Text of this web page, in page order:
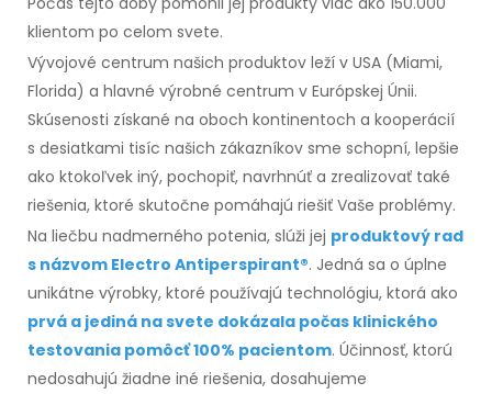
klientom po celom svete.
Vývojové centrum našich produktov leží v USA (Miami,
Florida) a hlavné výrobné centrum v Európskej Únii.
Skúsenosti získané na oboch kontinentoch a kooperácií
s desiatkami tisíc našich zákazníkov sme schopní, lepšie
ako ktokoľvek iný, pochopiť, navrhnúť a zrealizovať také
riešenia, ktoré skutočne pomáhajú riešiť Vaše problémy.
Na liečbu nadmerného potenia, slúži jej produktový rad
s názvom Electro Antiperspirant®. Jedná sa o úplne
unikátne výrobky, ktoré používajú technológiu, ktorá ako
prvá a jediná na svete dokázala počas klinického
testovania pomôcť 100% pacientom. Účinnosť, ktorú
nedosahujú žiadne iné riešenia, dosahujeme